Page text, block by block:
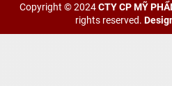
Copyright © 2024CTY CP MỸ
rights reserved.